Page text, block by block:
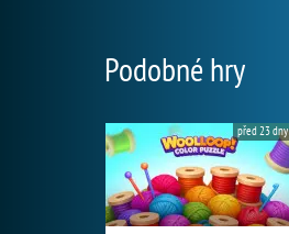
Podobné hry
před 23 dny